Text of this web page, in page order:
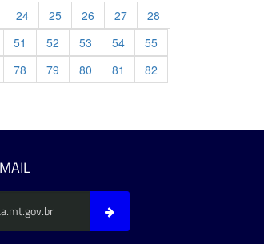
24 25 26 27
28
51 52 53 54
55
78 79 80 81
82